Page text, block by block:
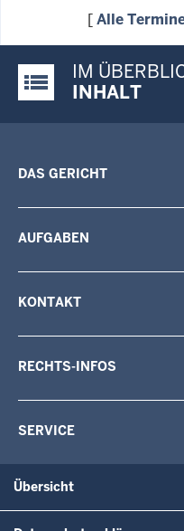
[Alle
Justiz-Portal im
IM
INHALT
DAS GERICHT
AUFGABEN
KONTAKT
RECHTS-INFOS
SERVICE
Übersicht